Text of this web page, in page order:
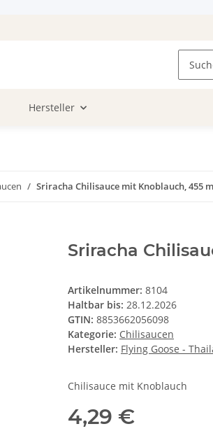
Hersteller
Sriracha Chilisauce mit Knoblauch, 455
Sriracha
Artikelnummer: 8104
Haltbar bis: 28.12.2026
GTIN: 8853662056098
Kategorie: Chilisaucen
Hersteller: Flying Goose -
Chilisauce mit Knoblauch
4,29 €